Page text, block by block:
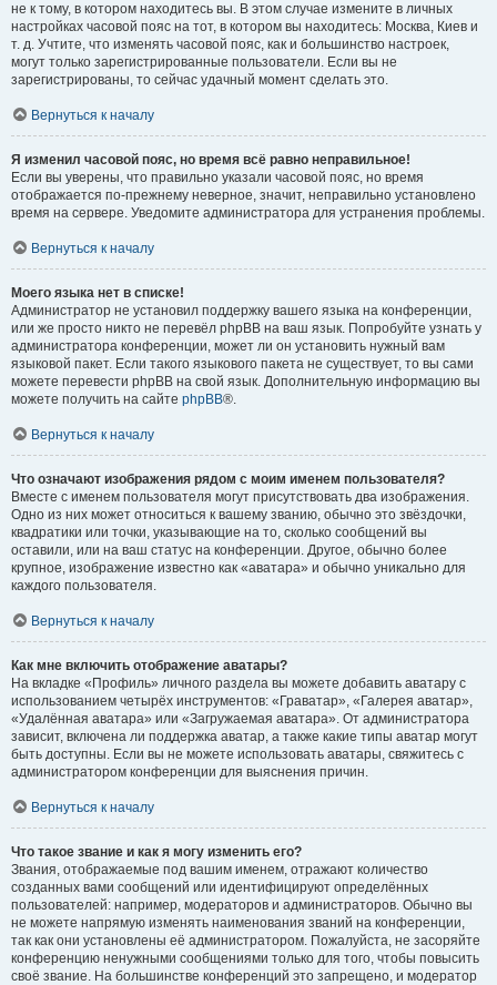
не к тому, в котором находитесь вы. В этом случае измените в личных
настройках часовой пояс на тот, в котором вы находитесь: Москва, Киев и
т. д. Учтите, что изменять часовой пояс, как и большинство настроек,
могут только зарегистрированные пользователи. Если вы не
зарегистрированы, то сейчас удачный момент сделать это.
Вернуться к началу
Я изменил часовой пояс, но время всё равно неправильное!
Если вы уверены, что правильно указали часовой пояс, но время
отображается по-прежнему неверное, значит, неправильно установлено
время на сервере. Уведомите администратора для устранения проблемы.
Вернуться к началу
Моего языка нет в списке!
Администратор не установил поддержку вашего языка на конференции,
или же просто никто не перевёл phpBB на ваш язык. Попробуйте узнать у
администратора конференции, может ли он установить нужный вам
языковой пакет. Если такого языкового пакета не существует, то вы сами
можете перевести phpBB на свой язык. Дополнительную информацию вы
можете получить на сайте phpBB®.
Вернуться к началу
Что означают изображения рядом с моим именем пользователя?
Вместе с именем пользователя могут присутствовать два изображения.
Одно из них может относиться к вашему званию, обычно это звёздочки,
квадратики или точки, указывающие на то, сколько сообщений вы
оставили, или на ваш статус на конференции. Другое, обычно более
крупное, изображение известно как «аватара» и обычно уникально для
каждого пользователя.
Вернуться к началу
Как мне включить отображение аватары?
На вкладке «Профиль» личного раздела вы можете добавить аватару с
использованием четырёх инструментов: «Граватар», «Галерея аватар»,
«Удалённая аватара» или «Загружаемая аватара». От администратора
зависит, включена ли поддержка аватар, а также какие типы аватар могут
быть доступны. Если вы не можете использовать аватары, свяжитесь с
администратором конференции для выяснения причин.
Вернуться к началу
Что такое звание и как я могу изменить его?
Звания, отображаемые под вашим именем, отражают количество
созданных вами сообщений или идентифицируют определённых
пользователей: например, модераторов и администраторов. Обычно вы
не можете напрямую изменять наименования званий на конференции,
так как они установлены её администратором. Пожалуйста, не засоряйте
конференцию ненужными сообщениями только для того, чтобы повысить
своё звание. На большинстве конференций это запрещено, и модератор